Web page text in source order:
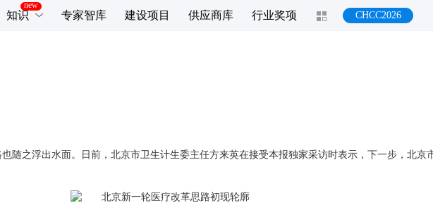
知识 专家智库 建设项目 供应商库 行业奖项 CHCC2026
随之浮出水面。日前，北京市卫生计生委主任方来英在接受本报独家采访时表示，下一步，北京